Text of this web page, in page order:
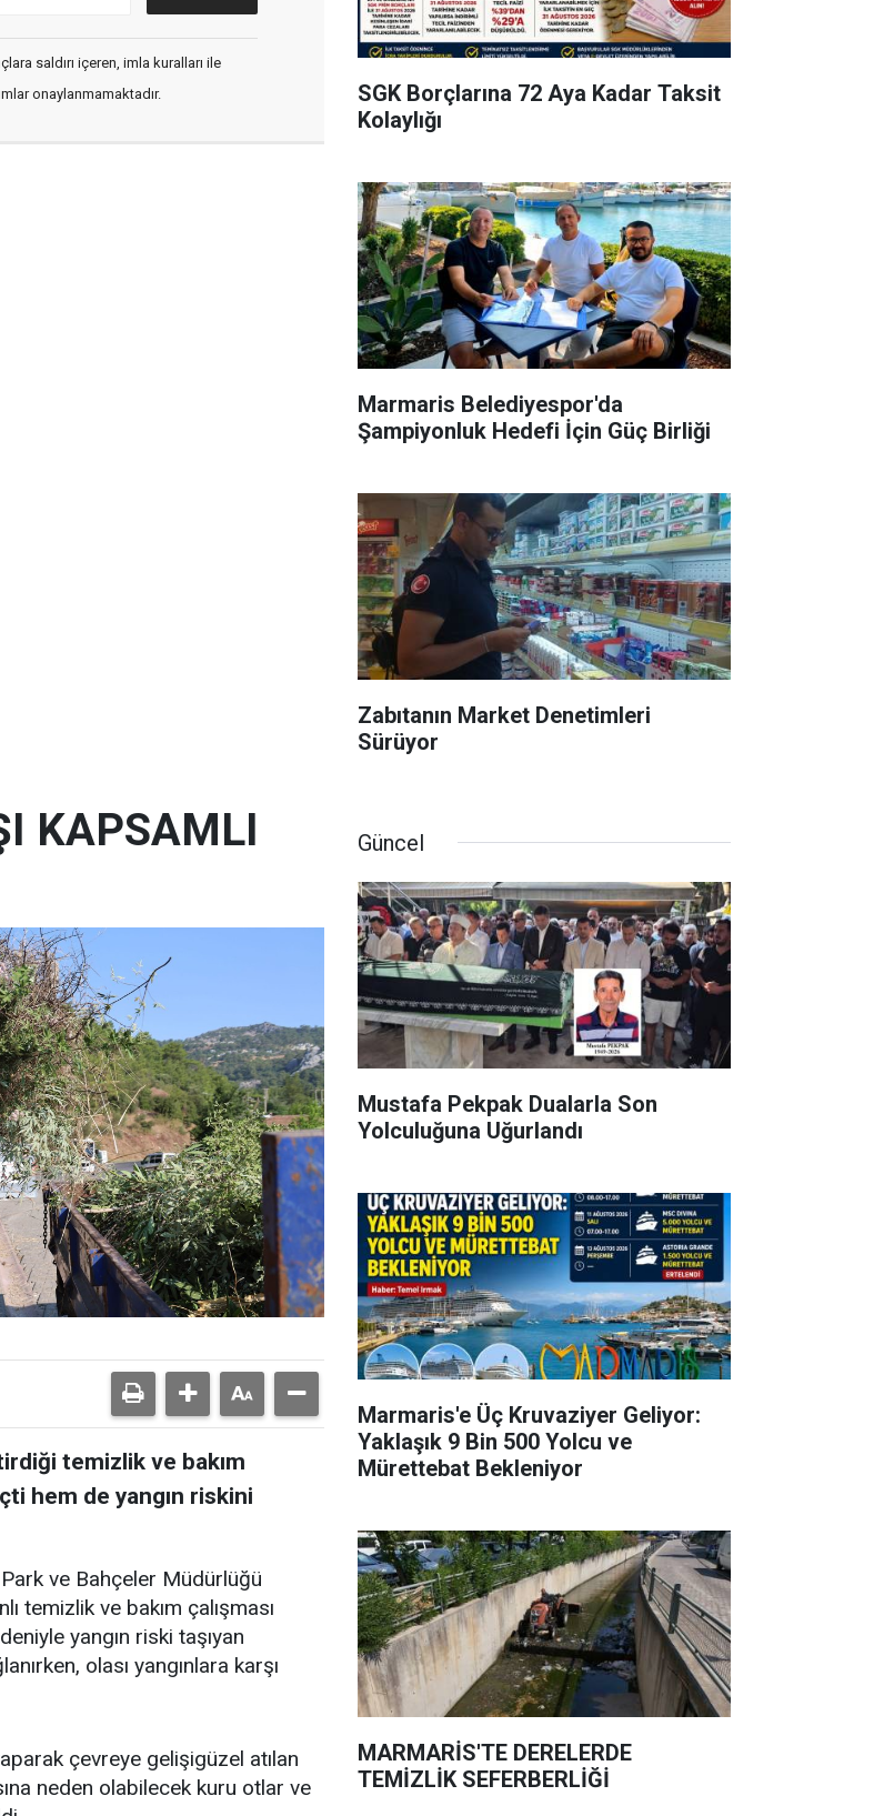
saldırı içeren, imla kuralları ile
onaylanmamaktadır.
SGK Borçlarına 72 Aya Kadar Taksit
Kolaylığı
Marmaris Belediyespor'da
Şampiyonluk Hedefi İçin Güç Birliği
Zabıtanın Market Denetimleri
Sürüyor
KAPSAMLI
temizlik ve bakım
hem de yangın riskini
ve Bahçeler Müdürlüğü
temizlik ve bakım çalışması
yangın riski taşıyan
olası yangınlara karşı
çevreye gelişigüzel atılan
neden olabilecek kuru otlar ve
Güncel
Mustafa Pekpak Dualarla Son
Yolculuğuna Uğurlandı
Marmaris'e Üç Kruvaziyer Geliyor:
Yaklaşık 9 Bin 500 Yolcu ve
Mürettebat Bekleniyor
MARMARİS'TE DERELERDE
TEMİZLİK SEFERBERLİĞİ